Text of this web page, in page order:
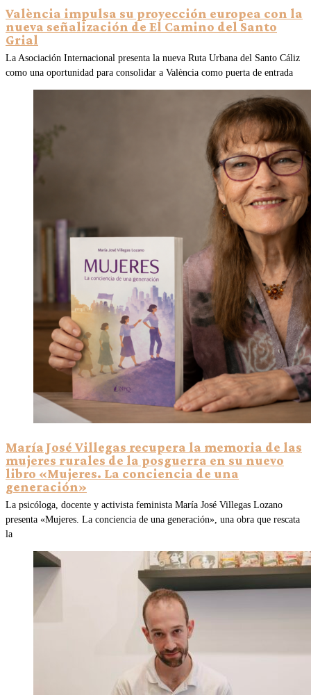
València impulsa su proyección europea con la
nueva señalización de El Camino del Santo
Grial
La Asociación Internacional presenta la nueva Ruta Urbana del Santo Cáliz
como una oportunidad para consolidar a València como puerta de entrada
María José Villegas recupera la memoria de las
mujeres rurales de la posguerra en su nuevo
libro «Mujeres. La conciencia de una
generación»
La psicóloga, docente y activista feminista María José Villegas Lozano
presenta «Mujeres. La conciencia de una generación», una obra que rescata
la